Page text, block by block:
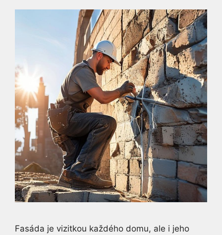
Fasáda je vizitkou každého domu, ale i jeho